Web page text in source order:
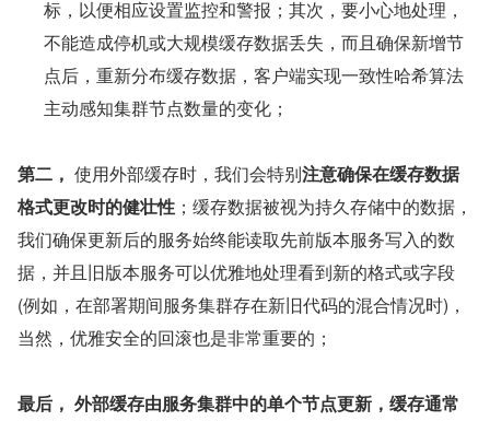
标，以便相应设置监控和警报；其次，要小心地处理，
不能造成停机或大规模缓存数据丢失，而且确保新增节
点后，重新分布缓存数据，客户端实现一致性哈希算法
主动感知集群节点数量的变化；
第二， 使用外部缓存时，我们会特别注意确保在缓存数据
格式更改时的健壮性 ；缓存数据被视为持久存储中的数据，
我们确保更新后的服务始终能读取先前版本服务写入的数
据，并且旧版本服务可以优雅地处理看到新的格式或字段
(例如，在部署期间服务集群存在新旧代码的混合情况时)，
当然，优雅安全的回滚也是非常重要的；
最后， 外部缓存由服务集群中的单个节点更新，缓存通常